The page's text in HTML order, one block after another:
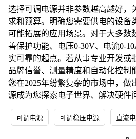
选择可调电源并非参数越高越好，
求和预算。明确您需要供电的设备
可能拓展的应用场景。对于大多数
善保护功能、电压0-30V、电流0-
实可靠的起点。若从事专业开发或
品牌信誉、测量精度和自动化控制
您在2025年纷繁复杂的市场中，做
源成为您探索电子世界、解决硬件
可调电源 可调稳压电源 直流